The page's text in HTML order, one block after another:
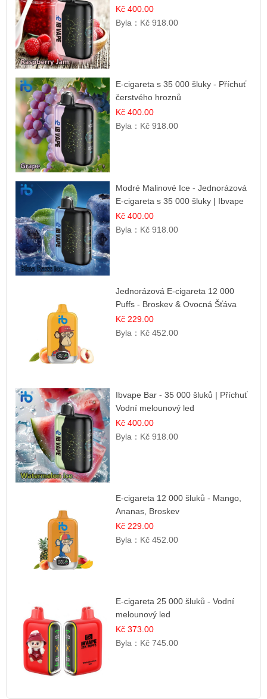
Kč 400.00
Byla： Kč 918.00
E-cigareta s 35 000 šluky - Příchuť
čerstvého hroznů
Kč 400.00
Byla： Kč 918.00
Modré Malinové Ice - Jednorázová
E-cigareta s 35 000 šluky | Ibvape
Kč 400.00
Byla： Kč 918.00
Jednorázová E-cigareta 12 000
Puffs - Broskev & Ovocná Šťáva
Kč 229.00
Byla： Kč 452.00
Ibvape Bar - 35 000 šluků | Příchuť
Vodní melounový led
Kč 400.00
Byla： Kč 918.00
E-cigareta 12 000 šluků - Mango,
Ananas, Broskev
Kč 229.00
Byla： Kč 452.00
E-cigareta 25 000 šluků - Vodní
melounový led
Kč 373.00
Byla： Kč 745.00